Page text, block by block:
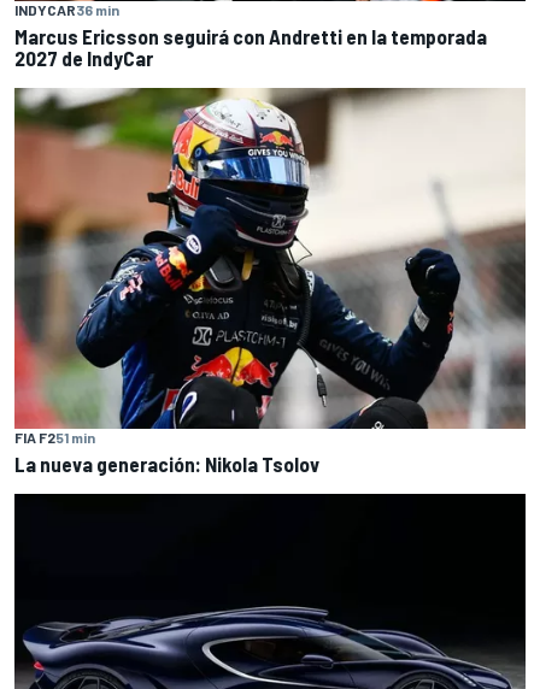
INDYCAR36 min
Marcus Ericsson seguirá con Andretti en la temporada
2027 de IndyCar
FIA F251 min
La nueva generación: Nikola Tsolov